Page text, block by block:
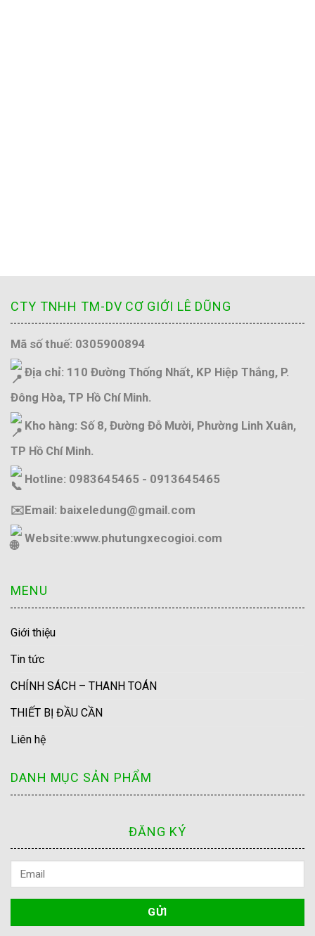
CTY TNHH TM-DV CƠ GIỚI LÊ DŨNG
Mã số thuế: 0305900894
Địa chỉ: 110 Đường Thống Nhất, KP Hiệp Thắng, P.
Đông Hòa, TP Hồ Chí Minh.
Kho hàng: Số 8, Đường Đỗ Mười, Phường Linh Xuân,
TP Hồ Chí Minh.
Hotline: 0983645465 - 0913645465
✉️Email: baixeledung@gmail.com
Website:www.phutungxecogioi.com
MENU
Giới thiệu
Tin tức
CHÍNH SÁCH – THANH TOÁN
THIẾT BỊ ĐẦU CẦN
Liên hệ
DANH MỤC SẢN PHẨM
ĐĂNG KÝ